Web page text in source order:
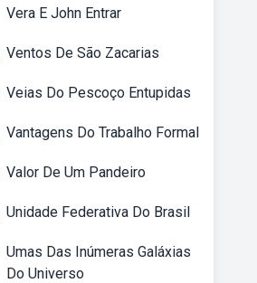
Vera E John Entrar
Ventos De São Zacarias
Veias Do Pescoço Entupidas
Vantagens Do Trabalho Formal
Valor De Um Pandeiro
Unidade Federativa Do Brasil
Umas Das Inúmeras Galáxias
Do Universo